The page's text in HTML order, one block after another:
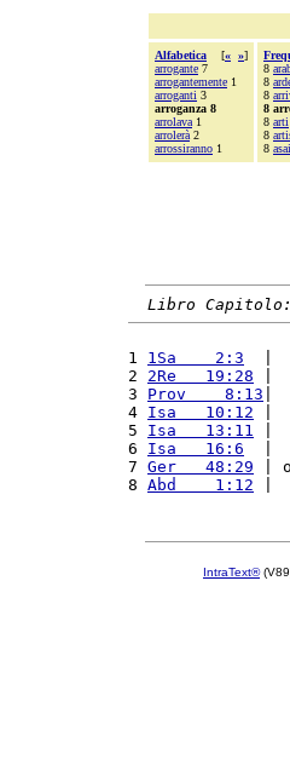
Alfabetica [« »]
arrogante 7
arrogantemente 1
arroganti 3
arroganza 8
arrolava 1
arrolerà 2
arrossiranno 1
8
8
8
8
8 arti
8
8
Libro
1 1Sa    2:3
2 2Re   19:28 |
3 Prov    8:13 |
4 Isa   10:12
5 Isa   13:11 |
6 Isa   16:6
|
7 Ger   48:29 |
8 Abd    1:12 |
IntraText®